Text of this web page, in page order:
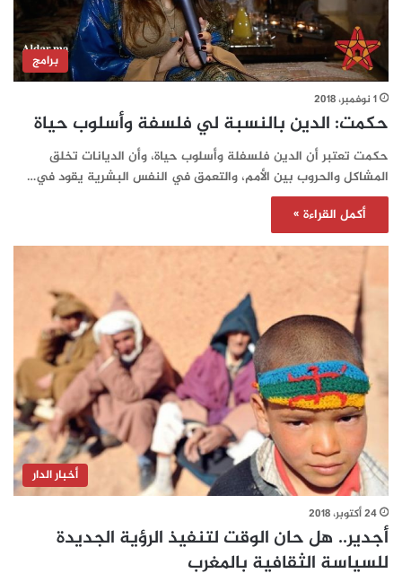
برامج
1 نوفمبر، 2018
حكمت: الدين بالنسبة لي فلسفة وأسلوب حياة
حكمت تعتبر أن الدين فلسفلة وأسلوب حياة، وأن الديانات تخلق
المشاكل والحروب بين الأمم، والتعمق في النفس البشرية يقود في…
أكمل القراءة »
أخبار الدار
24 أكتوبر، 2018
أجدير.. هل حان الوقت لتنفيذ الرؤية الجديدة
للسياسة الثقافية بالمغرب